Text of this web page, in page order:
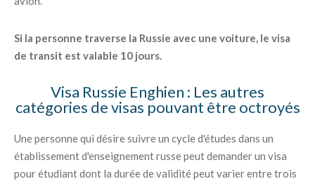
Si la personne traverse la Russie avec une voiture, le visa
de transit est valable 10 jours.
Visa Russie Enghien : Les autres
catégories de visas pouvant être octroyés
Une personne qui désire suivre un cycle d'études dans un
établissement d'enseignement russe peut demander un visa
pour étudiant dont la durée de validité peut varier entre trois